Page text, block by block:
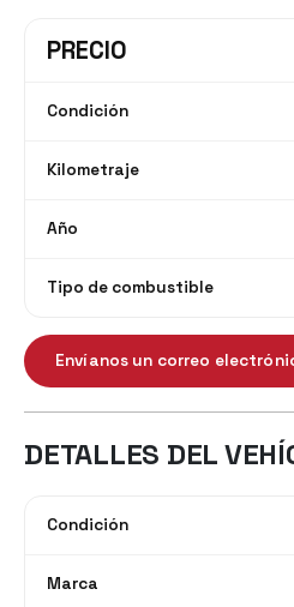
PRECIO
Condición
Kilometraje
Año
Tipo de combustible
Envíanos un correo
DETALLES DEL
Condición
Marca